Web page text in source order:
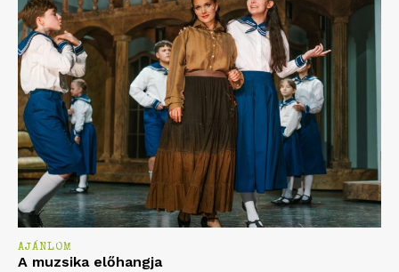
AJÁNLOM
A muzsika előhangja